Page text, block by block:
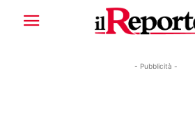
- Pubblicità -